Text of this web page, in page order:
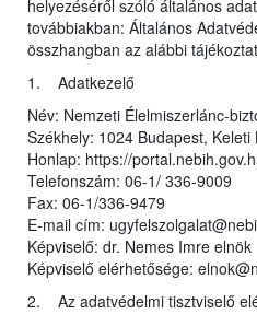
helyezéséről szóló általános
továbbiakban: Általános
összhangban az alábbi
1. Adatkezelő
Név: Nemzeti Élelmiszerlánc-
Székhely: 1024 Budapest, Keleti
Honlap: https://
Telefonszám: 06-1/ 336-9009
Fax: 06-1/336-9479
E-mail cím:
Képviselő: dr. Nemes Imre elnök
Képviselő elérhetősége:
2. Az adatvédelmi tisztviselő